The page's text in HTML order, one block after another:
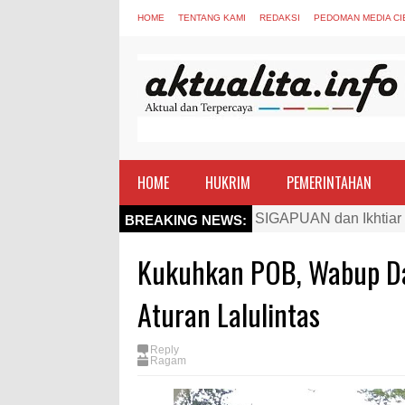
HOME TENTANG KAMI REDAKSI PEDOMAN MEDIA
HOME HUKRIM PEMERINTAHAN
BREAKING NEWS:
Kapolres Bima Beri
Staf Ahli Tekankan
Satpolairud Polres
Perkuat Soliditas-
Nobar Piala Dunia
Kukuhkan POB, Wabup
Aturan Lalulintas
Reply
Ragam